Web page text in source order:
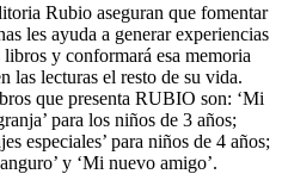
Rubio aseguran que fomentar
les ayuda a generar experiencias
y conformará esa memoria
las lecturas el resto de su vida.
que presenta RUBIO son: ‘Mi
para los niños de 3 años;
especiales’ para niños de 4 años;
y ‘Mi nuevo amigo’.